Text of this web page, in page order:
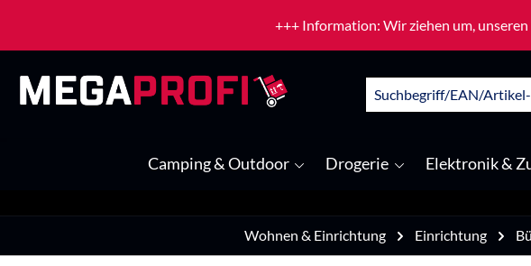
+++ Information: Wir ziehen um,
Camping & Outdoor Drogerie Elektronik &
Wohnen & Einrichtung Einrichtung